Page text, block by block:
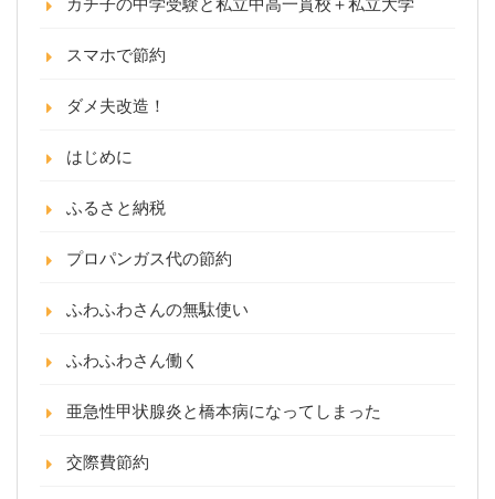
カチ子の中学受験と私立中高一貫校＋私立大学
スマホで節約
ダメ夫改造！
はじめに
ふるさと納税
プロパンガス代の節約
ふわふわさんの無駄使い
ふわふわさん働く
亜急性甲状腺炎と橋本病になってしまった
交際費節約